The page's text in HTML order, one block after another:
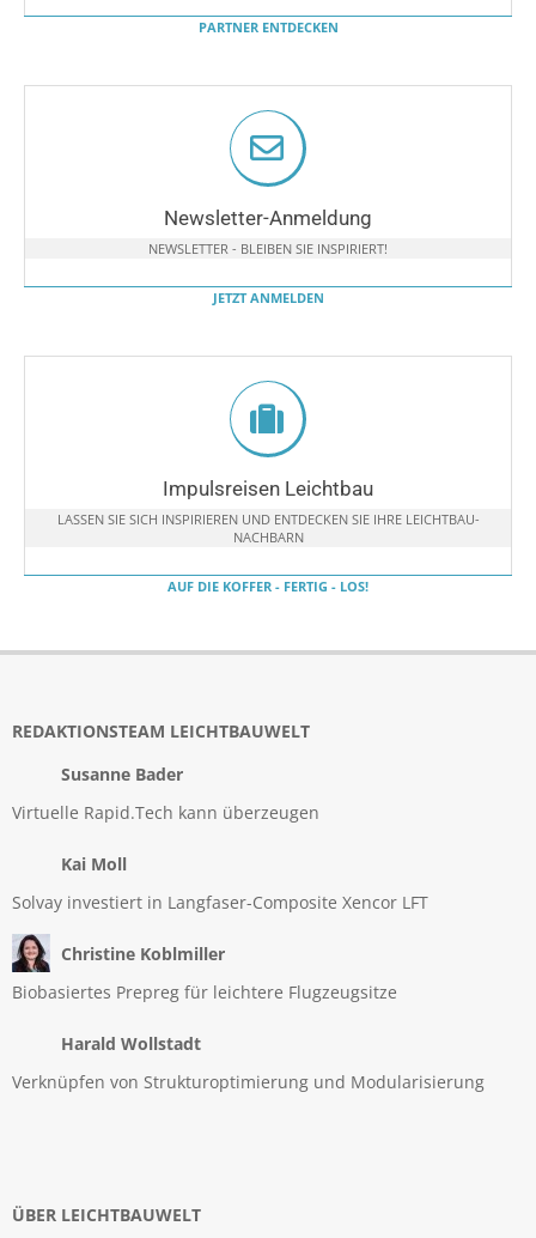
PARTNER ENTDECKEN
Newsletter-Anmeldung
NEWSLETTER - BLEIBEN SIE INSPIRIERT!
JETZT ANMELDEN
Impulsreisen Leichtbau
LASSEN SIE SICH INSPIRIEREN UND ENTDECKEN SIE IHRE LEICHTBAU-
NACHBARN
AUF DIE KOFFER - FERTIG - LOS!
REDAKTIONSTEAM LEICHTBAUWELT
Susanne Bader
Virtuelle Rapid.Tech kann überzeugen
Kai Moll
Solvay investiert in Langfaser-Composite Xencor LFT
Christine Koblmiller
Biobasiertes Prepreg für leichtere Flugzeugsitze
Harald Wollstadt
Verknüpfen von Strukturoptimierung und Modularisierung
ÜBER LEICHTBAUWELT